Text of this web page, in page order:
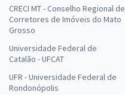
CRECI MT - Conselho Regional de
Corretores de Imóveis do Mato
Grosso
Universidade Federal de
Catalão - UFCAT
UFR - Universidade Federal de
Rondonópolis